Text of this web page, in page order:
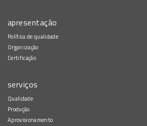
apresentação
Política de qualidade
Organização
Certificação
serviços
Qualidade
Produção
Aprovisionamento